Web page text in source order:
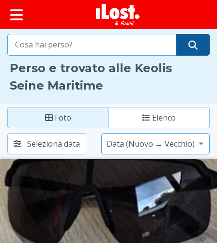
principale
iLost (Francia)
Perso e trovato alle Keolis
Seine Maritime
Foto Elenco
Seleziona data